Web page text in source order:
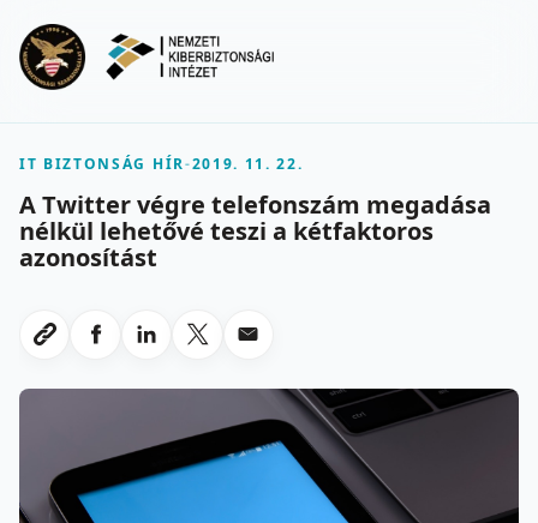
IT BIZTONSÁG HÍR-2019. 11. 22.
A Twitter végre telefonszám megadása
nélkül lehetővé teszi a kétfaktoros
azonosítást
Link masolasa
Megosztas Facebookon
Megosztas LinkedInen
Megosztas X-en
Megosztas emailben